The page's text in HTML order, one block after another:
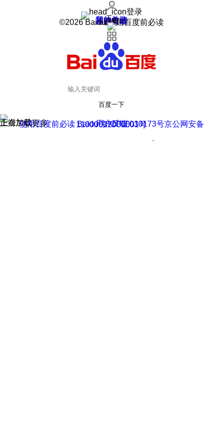
登录
我的关注
我的收藏
皮肤中心
用户反馈
设置
©2026 Baidu 使用百度前必读
百度一下
正在加载
上滑加载更多 用户反馈
使用百度前必读 Baidu 京ICP证030173号
京公网安备11000002000001号